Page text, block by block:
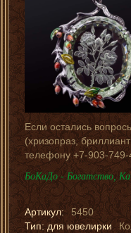
Если остались
(хризопраз,
телефону +7-903-749-
БоКаДо - Богатство,
Артикул:
5450
Тип: для ювелирки